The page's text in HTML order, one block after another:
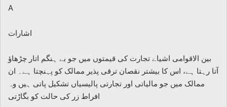
A
اشارات
بین الاقوامی اشیاے تجارت کی قیمتوں میں جو بے ہنگم اتار چڑھاؤ
آتا رہتا ہے، اس کا بیشتر نقصان ترقی پذیر ممالک کو پہنچتا ہے۔ ان
ممالک میں جو مالیاتی اور تجارتی پالیسیاں تشکیل پاتی ہیں وہ
افراط زر کی حالت کو بگاڑتی